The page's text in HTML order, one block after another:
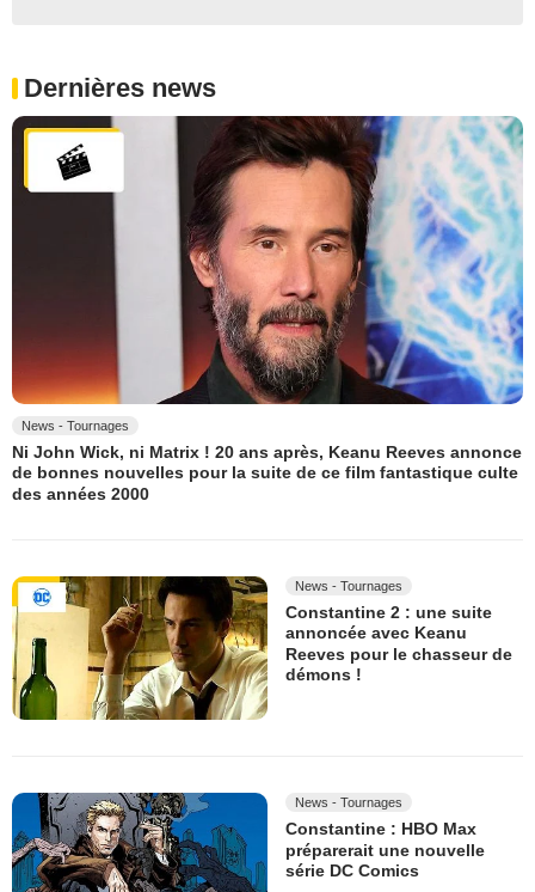
Dernières news
News - Tournages
Ni John Wick, ni Matrix ! 20 ans après, Keanu Reeves annonce
de bonnes nouvelles pour la suite de ce film fantastique culte
des années 2000
News - Tournages
Constantine 2 : une suite
annoncée avec Keanu
Reeves pour le chasseur de
démons !
News - Tournages
Constantine : HBO Max
préparerait une nouvelle
série DC Comics